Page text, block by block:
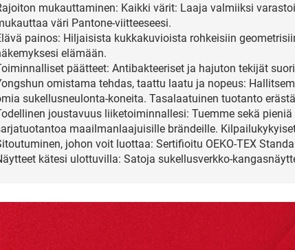
mukauttaminen: Kaikki värit: Laaja valmiiksi
väri Pantone-viitteeseesi.
painos: Hiljaisista kukkakuvioista rohkeisiin
elämään.
päätteet: Antibakteeriset ja hajuton tekijät
omistama tehdas, taattu laatu ja nopeus:
sukellusneulonta-koneita. Tasalaatuinen tuotanto
joustavuus liiketoiminnallesi: Tuemme sekä
maailmanlaajuisille brändeille.
johon voit luottaa: Sertifioitu OEKO-TEX
kätesi ulottuvilla: Satoja sukellusverkko-